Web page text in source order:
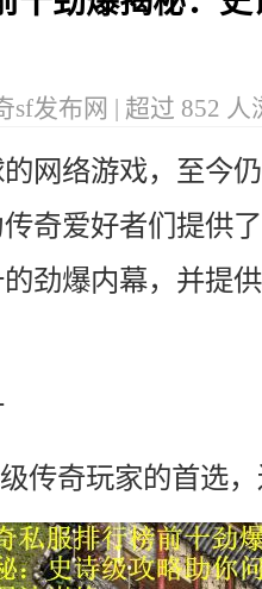
sf发布网 | 超过 852 人
网络游戏，至今
奇爱好者们提供
劲爆内幕，并提
传奇玩家的首选